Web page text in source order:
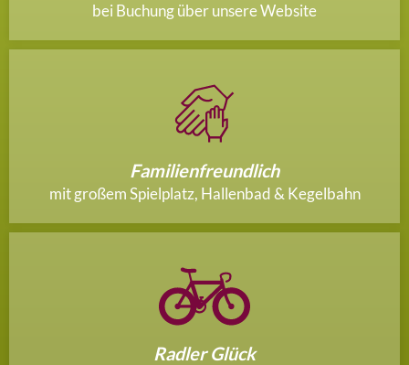
bei Buchung über unsere Website
Familienfreundlich
mit großem Spielplatz, Hallenbad & Kegelbahn
Radler Glück